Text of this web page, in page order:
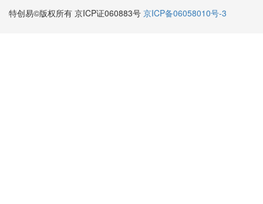
特创易©版权所有 京ICP证060883号 京ICP备06058010号-3